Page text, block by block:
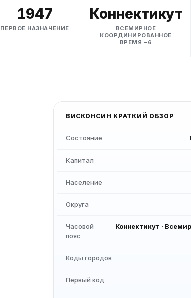
1947
ПЕРВОЕ НАЗНАЧЕНИЕ
Коннектикут
ВСЕМИРНОЕ
КООРДИНИРОВАННОЕ
ВРЕМЯ −6
ВИСКОНСИН КРАТКИЙ ОБЗОР
Состояние
Капитал
Население
Округа
Часовой
пояс
Коннектикут ·
Коды городов
Первый код